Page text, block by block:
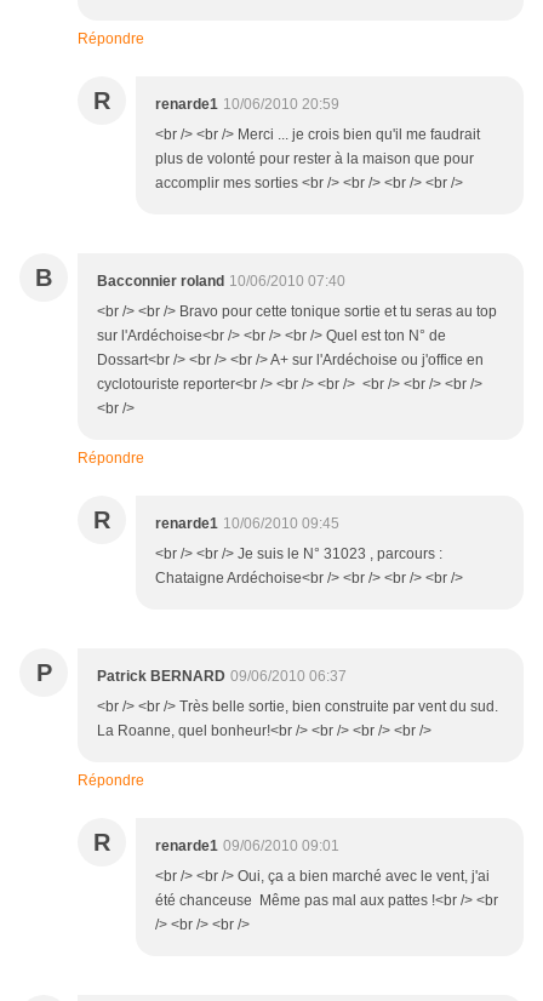
Répondre
R renarde1 10/06/2010 20:59
<br /> <br /> Merci ... je crois bien qu'il me faudrait
plus de volonté pour rester à la maison que pour
accomplir mes sorties <br /> <br /> <br /> <br />
B Bacconnier roland 10/06/2010 07:40
<br /> <br /> Bravo pour cette tonique sortie et tu seras au top
sur l'Ardéchoise<br /> <br /> <br /> Quel est ton N° de
Dossart<br /> <br /> <br /> A+ sur l'Ardéchoise ou j'office en
cyclotouriste reporter<br /> <br /> <br /> <br /> <br /> <br />
<br />
Répondre
R renarde1 10/06/2010 09:45
<br /> <br /> Je suis le N° 31023 , parcours :
Chataigne Ardéchoise<br /> <br /> <br /> <br />
P Patrick BERNARD 09/06/2010 06:37
<br /> <br /> Très belle sortie, bien construite par vent du sud.
La Roanne, quel bonheur!<br /> <br /> <br /> <br />
Répondre
R renarde1 09/06/2010 09:01
<br /> <br /> Oui, ça a bien marché avec le vent, j'ai
été chanceuse Même pas mal aux pattes !<br /> <br
/> <br /> <br />